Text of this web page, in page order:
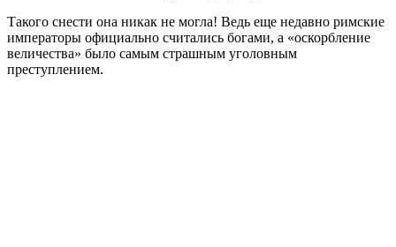
Такого снести она никак не могла! Ведь еще недавно римские
императоры официально считались богами, а «оскорбление
величества» было самым страшным уголовным
преступлением.